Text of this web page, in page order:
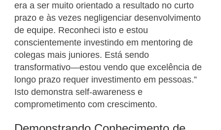
era a ser muito orientado a resultado no curto
prazo e às vezes negligenciar desenvolvimento
de equipe. Reconheci isto e estou
conscientemente investindo em mentoring de
colegas mais juniores. Está sendo
transformativo—estou vendo que excelência de
longo prazo requer investimento em pessoas.”
Isto demonstra self-awareness e
comprometimento com crescimento.